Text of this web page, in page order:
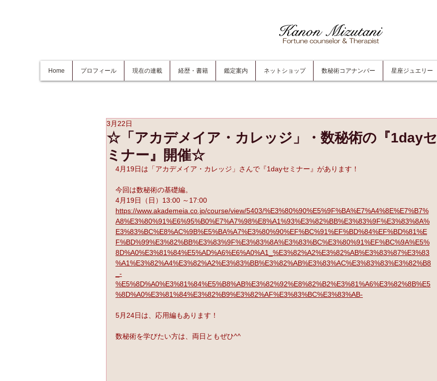
Home プロフィール 現在の連載 経歴・書籍 鑑定案内 ネットショップ 数秘術コアナンバー 星座ジュエリー
☆「アカデメイア・カレッジ」・数秘術の『1dayセ
ミナー』開催☆
3月22日
4月19日は「アカデメイア・カレッジ」さんで『1dayセミナー』があります！
今回は数秘術の基礎編。
4月19日（日）13:00 ～17:00
https://www.akademeia.co.jp/course/view/5403/%E3%80%90%E5%9F%BA%E7%A4%8E%E7%B7%
A8%E3%80%91%E6%95%B0%E7%A7%98%E8%A1%93%E3%82%BB%E3%83%9F%E3%83%8A%
E3%83%BC%E8%AC%9B%E5%BA%A7%E3%80%90%EF%BC%91%EF%BD%84%EF%BD%81%E
F%BD%99%E3%82%BB%E3%83%9F%E3%83%8A%E3%83%BC%E3%80%91%EF%BC%9A%E5%
8D%A0%E3%81%84%E5%AD%A6%E6%A0%A1_%E3%82%A2%E3%82%AB%E3%83%87%E3%83
%A1%E3%82%A4%E3%82%A2%E3%83%BB%E3%82%AB%E3%83%AC%E3%83%83%E3%82%B8
_-
%E5%8D%A0%E3%81%84%E5%B8%AB%E3%82%92%E8%82%B2%E3%81%A6%E3%82%8B%E5
%8D%A0%E3%81%84%E3%82%B9%E3%82%AF%E3%83%BC%E3%83%AB-
5月24日は、応用編もあります！
数秘術を学びたい方は、両日ともぜひ^^